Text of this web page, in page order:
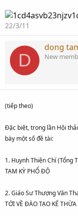
22/3/11
D
dong
New
(tiếp theo)
Đặc biệt, trong lần Hội
bày một số đề tài:
1. Huynh Thiện Chí (Tổng
TAM KỲ PHỔ ĐỘ
2. Giáo Sư Thượng Văn
TỚI VỀ ĐÀO TẠO KẾ